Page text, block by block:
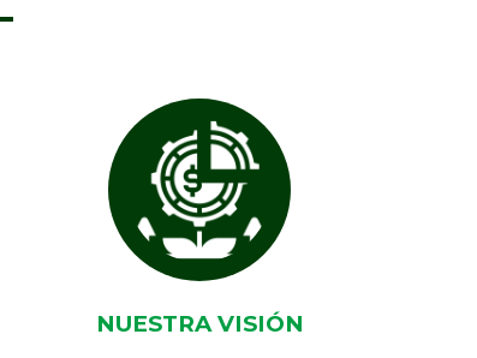
NUESTRA VISIÓN